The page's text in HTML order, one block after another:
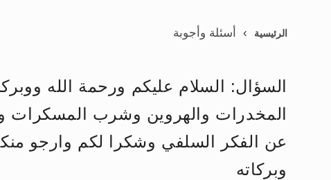
الحجّ.. دلالات، حِكم، وأهداف >> المزيد
تعميم هامّ لأفراد الجماعة >> المزيد
تعميم هامّ لأفراد الجماعة >> المزيد
إعلان هامّ بخصوص الرسائل المرسلة
الرئيسية أسئلة وأجوبة
السؤال: السلام عليكم ورحمة الله
المخدرات والهروين وشرب
عن الفكر السلفي وشكرا لكم وارجو
وبركاته